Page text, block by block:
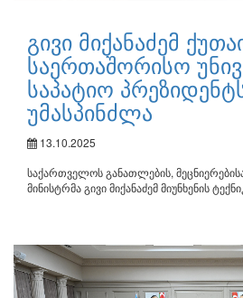
გივი მიქანაძემ
საერთაშორისო
საპატიო
უმასპინძლა
13.10.2025
საქართველოს განათლების,
მინისტრმა გივი მიქანაძემ მიუნხენის